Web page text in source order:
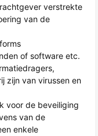
verstrekte
van de
of software etc.
zijn van virussen en
voor de beveiliging
van de
enkele